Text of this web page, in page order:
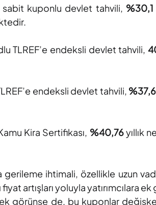
sabit kuponlu devlet tahvili, %30,1
TLREF’e endeksli devlet tahvili,
endeksli devlet tahvili,
Kira Sertifikası, %40,76yıllık
ihtimali, özellikle uzun
artışları yoluyla yatırımcılara
görünse de, bu kuponlar